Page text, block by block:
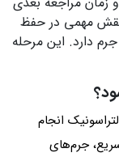
نقش مهمی در حفظ
دارد. این مرحله
انجام
جرم‌های